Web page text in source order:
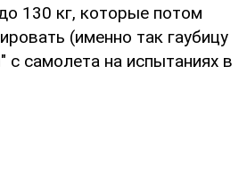
130 кг, которые потом
(именно так гаубицу
с самолета на испытаниях в